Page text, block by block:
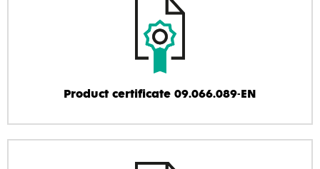
Product certificate 09.066.089-EN